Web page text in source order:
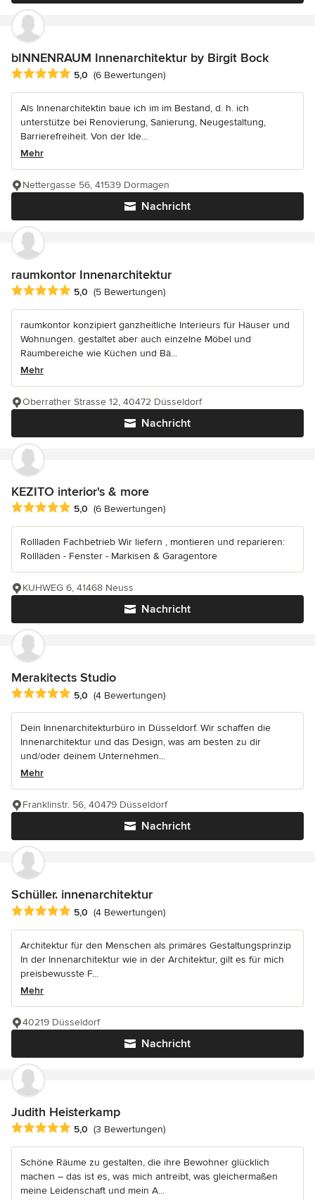
bINNENRAUM Innenarchitektur by Birgit Bock
Durchschnittliche Bewertung: 5 von 5 Sternen
5,0 (6 Bewertungen)
Als Innenarchitektin baue ich im im Bestand, d. h. ich
unterstütze bei Renovierung, Sanierung, Neugestaltung,
Barrierefreiheit. Von der Ide...
Mehr
Nachricht
Nettergasse 56, 41539 Dormagen
raumkontor Innenarchitektur
Durchschnittliche Bewertung: 5 von 5 Sternen
5,0 (5 Bewertungen)
raumkontor konzipiert ganzheitliche Interieurs für Häuser und
Wohnungen. gestaltet aber auch einzelne Möbel und
Raumbereiche wie Küchen und Bä...
Mehr
Nachricht
Oberrather Strasse 12, 40472 Düsseldorf
KEZITO interior's & more
Durchschnittliche Bewertung: 5 von 5 Sternen
5,0 (6 Bewertungen)
Rollladen Fachbetrieb Wir liefern , montieren und reparieren:
Rollläden - Fenster - Markisen & Garagentore
Nachricht
KUHWEG 6, 41468 Neuss
Merakitects Studio
Durchschnittliche Bewertung: 5 von 5 Sternen
5,0 (4 Bewertungen)
Dein Innenarchitekturbüro in Düsseldorf. Wir schaffen die
Innenarchitektur und das Design, was am besten zu dir
und/oder deinem Unternehmen...
Mehr
Nachricht
Franklinstr. 56, 40479 Düsseldorf
Schüller. innenarchitektur
Durchschnittliche Bewertung: 5 von 5 Sternen
5,0 (4 Bewertungen)
Architektur für den Menschen als primäres Gestaltungsprinzip
In der Innenarchitektur wie in der Architektur, gilt es für mich
preisbewusste F...
Mehr
Nachricht
40219 Düsseldorf
Judith Heisterkamp
Durchschnittliche Bewertung: 5 von 5 Sternen
5,0 (3 Bewertungen)
Schöne Räume zu gestalten, die ihre Bewohner glücklich
machen – das ist es, was mich antreibt, was gleichermaßen
meine Leidenschaft und mein A...